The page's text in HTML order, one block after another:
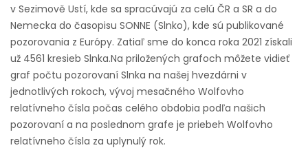
v Sezimově Ustí, kde sa spracúvajú za celú ČR a SR a do
Nemecka do časopisu SONNE (Slnko), kde sú publikované
pozorovania z Európy. Zatiaľ sme do konca roka 2021 získali
už 4561 kresieb Slnka.Na priložených grafoch môžete vidieť
graf počtu pozorovaní Slnka na našej hvezdárni v
jednotlivých rokoch, vývoj mesačného Wolfovho
relatívneho čísla počas celého obdobia podľa našich
pozorovaní a na poslednom grafe je priebeh Wolfovho
relatívneho čísla za uplynulý rok.